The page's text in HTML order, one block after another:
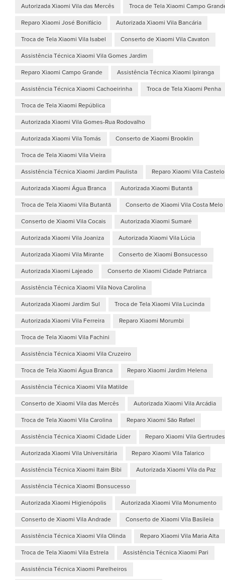
Autorizada Xiaomi Vila das Mercês Troca de Tela Xiaomi Campo
Reparo Xiaomi José Bonifácio Autorizada Xiaomi Vila Bancária
Troca de Tela Xiaomi Vila Isabel Conserto de Xiaomi Vila Cavaton
Assistência Técnica Xiaomi Vila Gomes Jardim
Reparo Xiaomi Campo Grande Assistência Técnica Xiaomi Ipiranga
Assistência Técnica Xiaomi Cachoeirinha Troca de Tela Xiaomi Penha
Troca de Tela Xiaomi República
Autorizada Xiaomi Vila Gomes-Rua Rodovalho
Autorizada Xiaomi Vila Tomás Conserto de Xiaomi Brooklin
Troca de Tela Xiaomi Vila Vieira
Assistência Técnica Xiaomi Jardim Paulista Reparo Xiaomi Vila Castelo
Autorizada Xiaomi Água Branca Autorizada Xiaomi Butantã
Troca de Tela Xiaomi Vila Butantã Conserto de Xiaomi Vila Costa Melo
Conserto de Xiaomi Vila Cocais Autorizada Xiaomi Sumaré
Autorizada Xiaomi Vila Joaniza Autorizada Xiaomi Vila Lúcia
Autorizada Xiaomi Vila Mirante Conserto de Xiaomi Bonsucesso
Autorizada Xiaomi Lajeado Conserto de Xiaomi Cidade Patriarca
Assistência Técnica Xiaomi Vila Nova Carolina
Autorizada Xiaomi Jardim Sul Troca de Tela Xiaomi Vila Lucinda
Autorizada Xiaomi Vila Ferreira Reparo Xiaomi Morumbi
Troca de Tela Xiaomi Vila Fachini
Assistência Técnica Xiaomi Vila Cruzeiro
Troca de Tela Xiaomi Água Branca Reparo Xiaomi Jardim Helena
Assistência Técnica Xiaomi Vila Matilde
Conserto de Xiaomi Vila das Mercês Autorizada Xiaomi Vila Arcádia
Troca de Tela Xiaomi Vila Carolina Reparo Xiaomi São Rafael
Assistência Técnica Xiaomi Cidade Líder Reparo Xiaomi Vila Gertrudes
Autorizada Xiaomi Vila Universitária Reparo Xiaomi Vila Talarico
Assistência Técnica Xiaomi Itaim Bibi Autorizada Xiaomi Vila da Paz
Assistência Técnica Xiaomi Bonsucesso
Autorizada Xiaomi Higienópolis Autorizada Xiaomi Vila Monumento
Conserto de Xiaomi Vila Andrade Conserto de Xiaomi Vila Basileia
Assistência Técnica Xiaomi Vila Olinda Reparo Xiaomi Vila Maria Alta
Troca de Tela Xiaomi Vila Estrela Assistência Técnica Xiaomi Pari
Assistência Técnica Xiaomi Parelheiros